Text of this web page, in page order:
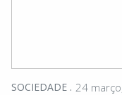
SOCIEDADE 24